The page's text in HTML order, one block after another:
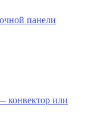
панели
конвектор или